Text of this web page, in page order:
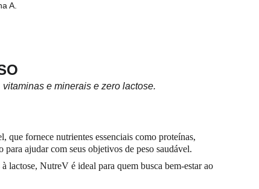
A.
e minerais e zero lactose.
que fornece nutrientes essenciais como proteínas,
ajudar com seus objetivos de peso saudável.
lactose, NutreV é ideal para quem busca bem-estar ao